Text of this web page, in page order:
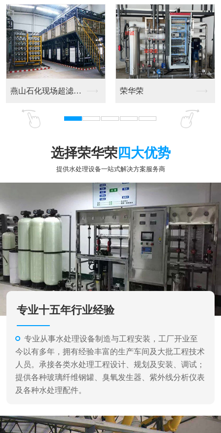
电镀水设备 电镀水设备厂
选择荣华荣四大优势
提供水处理设备一站式解决方案服务商
专业十五年行业经验
专业从事水处理设备制造与工程安装，工厂开业至
今以有多年，拥有经验丰富的生产车间及大批工程技术
人员。承接各类水处理工程设计、规划及安装、调试；
提供各种玻璃纤维钢罐、臭氧发生器、紫外线分析仪表
及各种水处理配件。